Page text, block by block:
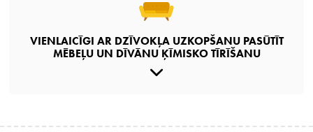
VIENLAICĪGI AR DZĪVOKĻA UZKOPŠANU PASŪTĪT
MĒBEĻU UN DĪVĀNU ĶĪMISKO TĪRĪŠANU